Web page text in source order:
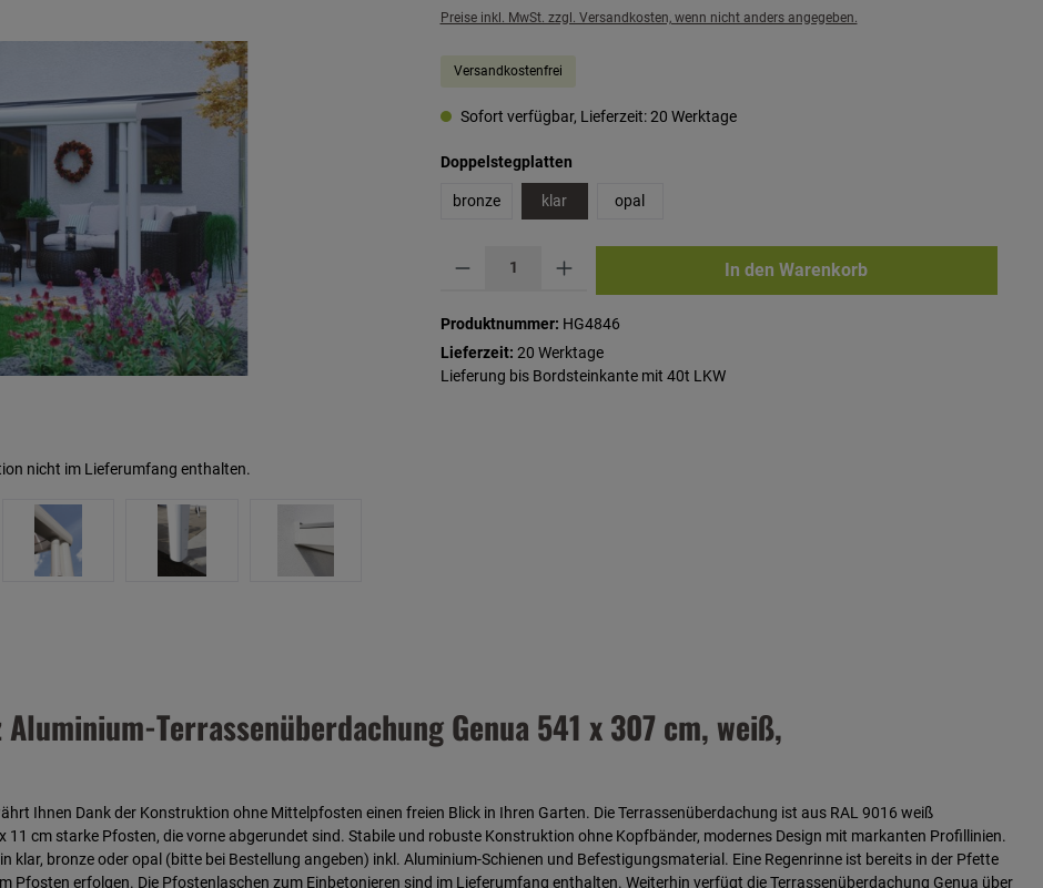
nicht im Lieferumfang enthalten.
Preise inkl. MwSt. zzgl. Versandkosten, wenn nicht anders angegeben.
Versandkostenfrei
Sofort verfügbar, Lieferzeit: 20 Werktage
Doppelstegplattenauswählen
bronze klar opal
In den Warenkorb
Produktnummer: HG4846
Lieferzeit: 20 Werktage
Lieferung bis Bordsteinkante mit 40t LKW
Terrassenüberdachung Genua 541 x 307 cm, weiß,
Ihnen Dank der Konstruktion ohne Mittelpfosten einen freien Blick in Ihren Garten. Die Terrassenüberdachung ist aus RAL 9016 weiß
cm starke Pfosten, die vorne abgerundet sind. Stabile und robuste Konstruktion ohne Kopfbänder, modernes Design mit markanten Profillinien.
bronze oder opal (bitte bei Bestellung angeben) inkl. Aluminium-Schienen und Befestigungsmaterial. Eine Regenrinne ist bereits in der Pfette
Pfosten erfolgen. Die Pfostenlaschen zum Einbetonieren sind im Lieferumfang enthalten. Weiterhin verfügt die Terrassenüberdachung Genua über